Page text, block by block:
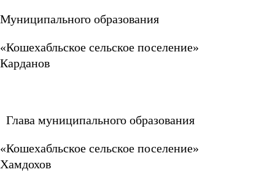
Муниципального образования
«Кошехабльское
Карданов
Глава муниципального образования
«Кошехабльское
Хамдохов